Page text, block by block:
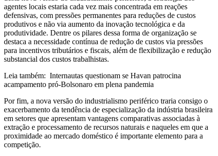
agentes locais estaria cada vez mais concentrada em reações
defensivas, com pressões permanentes para reduções de custos
produtivos e não via aumento da inovação tecnológica e da
produtividade. Dentre os pilares dessa forma de organização se
destaca a necessidade contínua de redução de custos via pressões
para incentivos tributários e fiscais, além de flexibilização e redução
substancial dos custos trabalhistas.
Leia também: Internautas questionam se Havan patrocina
acampamento pró-Bolsonaro em plena pandemia
Por fim, a nova versão do industrialismo periférico traria consigo o
exacerbamento da tendência de especialização da indústria brasileira
em setores que apresentam vantagens comparativas associadas à
extração e processamento de recursos naturais e naqueles em que a
proximidade ao mercado doméstico é importante elemento para a
competição.